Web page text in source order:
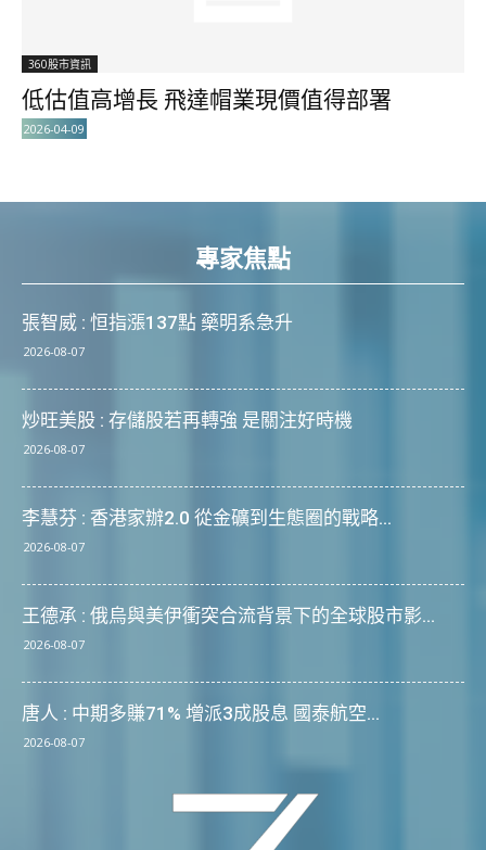
360股市資訊
低估值高增長 飛達帽業現價值得部署
2026-04-09
專家焦點
張智威 : 恒指漲137點 藥明系急升
2026-08-07
炒旺美股 : 存儲股若再轉強 是關注好時機
2026-08-07
李慧芬 : 香港家辦2.0 從金礦到生態圈的戰略...
2026-08-07
王德承 : 俄烏與美伊衝突合流背景下的全球股市影...
2026-08-07
唐人 : 中期多賺71% 增派3成股息 國泰航空...
2026-08-07